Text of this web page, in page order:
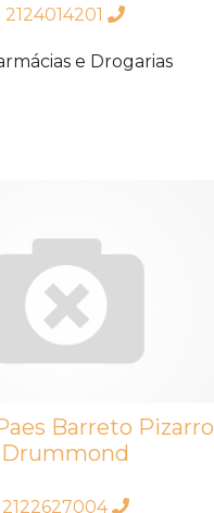
2124014201
e Drogarias
Barreto Pizarro
Drummond
2122627004